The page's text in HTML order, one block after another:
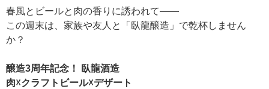
春風とビールと肉の香りに誘われて――
この週末は、家族や友人と「臥龍醸造」で乾杯しません
か？
醸造3周年記念！ 臥龍酒造
肉☓クラフトビール☓デザート